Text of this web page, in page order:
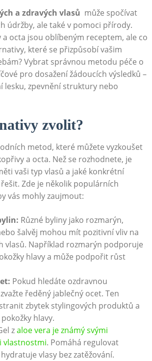
a ‍zdravých ⁤vlasů ‌ může spočívat
⁣údržby,‍ ale ​také ‍v pomoci přírody.
a octa jsou oblíbeným receptem, ⁢ale co
které se přizpůsobí ‌vašim
Vybrat správnou ‍metodu péče‍ o
pro dosažení žádoucích výsledků –
lesku,⁣ zpevnění struktury ‌nebo
zvolit?
‍metod, které můžete vyzkoušet
a octa. ⁢Než se⁢ rozhodnete, ⁤je
vaši typ vlasů ‌a jaké ‍konkrétní‍
Zde ​je několik ⁤populárních
vás mohly ⁤zaujmout:
Různé byliny⁤ jako rozmarýn,
šalvěj mohou‍ mít ⁢pozitivní vliv na
vlasů. Například rozmarýn podporuje
‍hlavy‍ a může podpořit růst
Pokud hledáte ozdravnou
ředěný ⁢jablečný ocet. Ten
zbytek stylingových produktů‌ a⁢
hlavy.
zaloe vera je známý svými
vlastnostmi. Pomáhá regulovat⁣
vlasy bez zatěžování.